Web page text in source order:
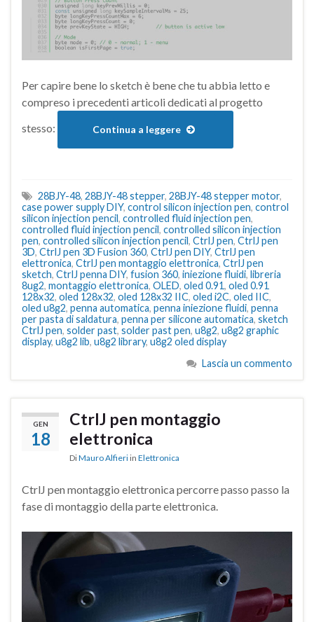
Per capire bene lo sketch è bene che tu abbia letto e
compreso i precedenti articoli dedicati al progetto
stesso:
Continua a leggere
28BJY-48, 28BJY-48 stepper, 28BJY-48 stepper motor,
case power supply DIY, control silicon injection pen, control
silicon injection pencil, controlled fluid injection pen,
controlled fluid injection pencil, controlled silicon injection
pen, controlled silicon injection pencil, CtrlJ pen, CtrlJ pen
3D, CtrlJ pen 3D Fusion 360, CtrlJ pen DIY, CtrlJ pen
elettronica, CtrlJ pen montaggio elettronica, CtrlJ pen
sketch, CtrlJ penna DIY, fusion 360, iniezione fluidi, libreria
8ug2, montaggio elettronica, OLED, oled 0.91, oled 0.91
128x32, oled 128x32, oled 128x32 IIC, oled i2C, oled IIC,
oled u8g2, penna automatica, penna iniezione fluidi, penna
per pasta di saldatura, penna per silicone automatica, sketch
CtrlJ pen, solder past, solder past pen, u8g2, u8g2 graphic
display, u8g2 lib, u8g2 library, u8g2 oled display
Lascia un commento
GEN
18
CtrlJ pen montaggio
elettronica
DiMauro Alfieri in Elettronica
CtrlJ pen montaggio elettronica percorre passo passo la
fase di montaggio della parte elettronica.